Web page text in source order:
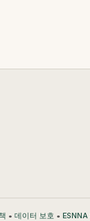
• 데이터 보호 • ESNNA